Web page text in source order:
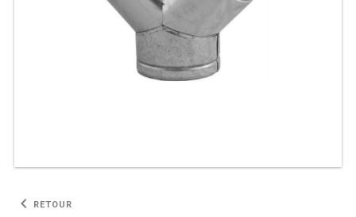
TABLE RÉFRIGÉRÉE
keyboard_arrow_left RETOUR